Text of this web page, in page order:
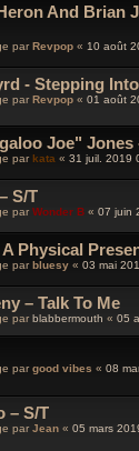
And Brian
par Revpop « 10 août
- Stepping
par Revpop « 01 août
Joe" Jones
parkata « 31 juil. 2019
S/T
par Wonder B « 07 juin
A Physical
parbluesy « 03 mai
– Talk To Me
par blabbermouth « 05
pargood vibes « 08
– S/T
par Jean « 05 mars